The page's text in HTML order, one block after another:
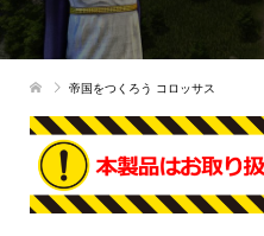
帝国をつくろう コロッサス